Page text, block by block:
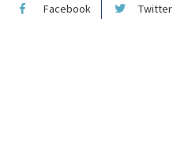
Facebook Twitter